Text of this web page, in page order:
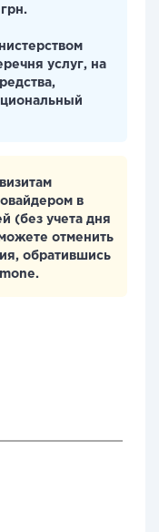
услуг, на
в
(без учета дня
отменить
обратившись